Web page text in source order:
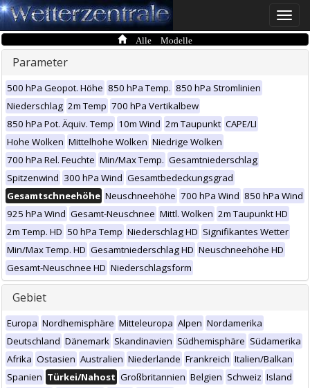
Toggle
Alle Modelle
Parameter
500 hPa Geopot. Höhe 850 hPa Temp. 850 hPa Stromlinien
Niederschlag 2m Temp 700 hPa Vertikalbew
850 hPa Pot. Äquiv. Temp 10m Wind 2m Taupunkt CAPE/LI
Hohe Wolken Mittelhohe Wolken Niedrige Wolken
700 hPa Rel. Feuchte Min/Max Temp. Gesamtniederschlag
Spitzenwind 300 hPa Wind Gesamtbedeckungsgrad
Gesamtschneehöhe Neuschneehöhe 700 hPa Wind 850 hPa Wind
925 hPa Wind Gesamt-Neuschnee Mittl. Wolken 2m Taupunkt HD
2m Temp. HD 50 hPa Temp Niederschlag HD Signifikantes Wetter
Min/Max Temp. HD Gesamtniederschlag HD Neuschneehöhe HD
Gesamt-Neuschnee HD Niederschlagsform
Gebiet
Europa Nordhemisphäre Mitteleuropa Alpen Nordamerika
Deutschland Dänemark Skandinavien Südhemisphäre Südamerika
Afrika Ostasien Australien Niederlande Frankreich Italien/Balkan
Spanien Türkei/Nahost Großbritannien Belgien Schweiz Island